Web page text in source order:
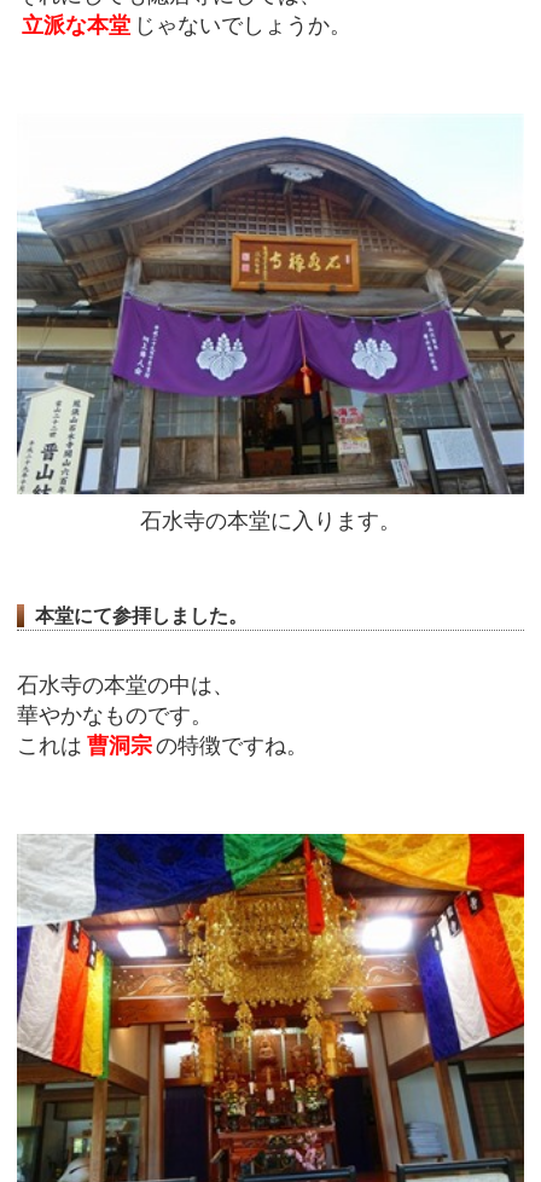
立派な本堂 じゃないでしょうか。
石水寺の本堂に入ります。
本堂にて参拝しました。
石水寺の本堂の中は、
華やかなものです。
これは 曹洞宗の特徴ですね。